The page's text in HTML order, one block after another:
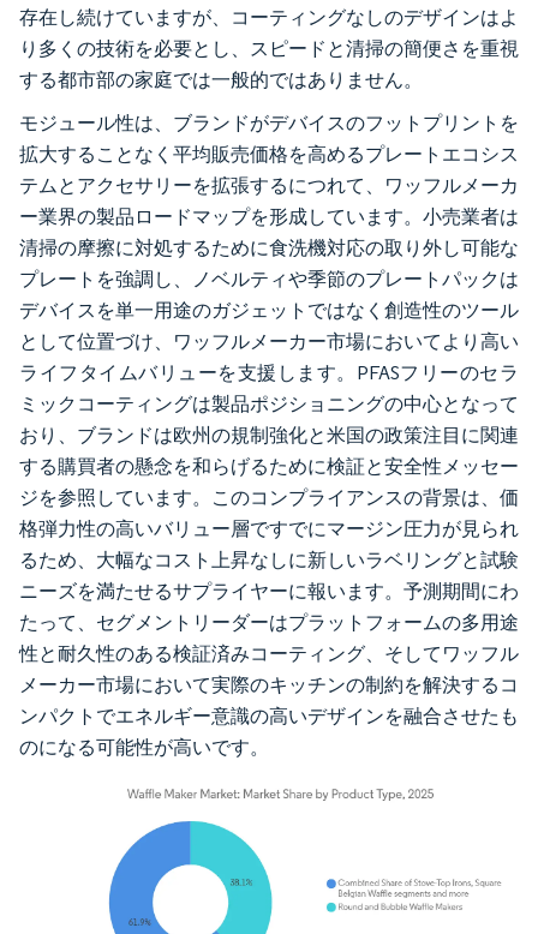
存在し続けていますが、コーティングなしのデザインはよ
り多くの技術を必要とし、スピードと清掃の簡便さを重視
する都市部の家庭では一般的ではありません。
モジュール性は、ブランドがデバイスのフットプリントを
拡大することなく平均販売価格を高めるプレートエコシス
テムとアクセサリーを拡張するにつれて、ワッフルメーカ
ー業界の製品ロードマップを形成しています。小売業者は
清掃の摩擦に対処するために食洗機対応の取り外し可能な
プレートを強調し、ノベルティや季節のプレートパックは
デバイスを単一用途のガジェットではなく創造性のツール
として位置づけ、ワッフルメーカー市場においてより高い
ライフタイムバリューを支援します。PFASフリーのセラ
ミックコーティングは製品ポジショニングの中心となって
おり、ブランドは欧州の規制強化と米国の政策注目に関連
する購買者の懸念を和らげるために検証と安全性メッセー
ジを参照しています。このコンプライアンスの背景は、価
格弾力性の高いバリュー層ですでにマージン圧力が見られ
るため、大幅なコスト上昇なしに新しいラベリングと試験
ニーズを満たせるサプライヤーに報います。予測期間にわ
たって、セグメントリーダーはプラットフォームの多用途
性と耐久性のある検証済みコーティング、そしてワッフル
メーカー市場において実際のキッチンの制約を解決するコ
ンパクトでエネルギー意識の高いデザインを融合させたも
のになる可能性が高いです。